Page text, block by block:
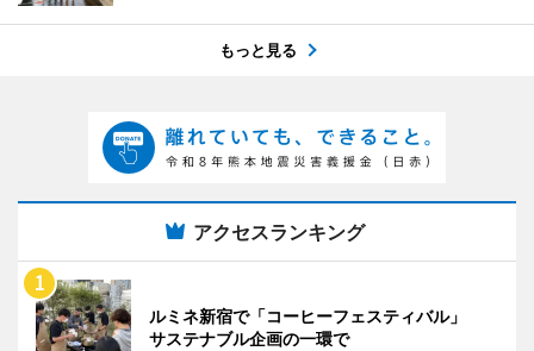
もっと見る
アクセスランキング
ルミネ新宿で「コーヒーフェスティバル」
サステナブル企画の一環で